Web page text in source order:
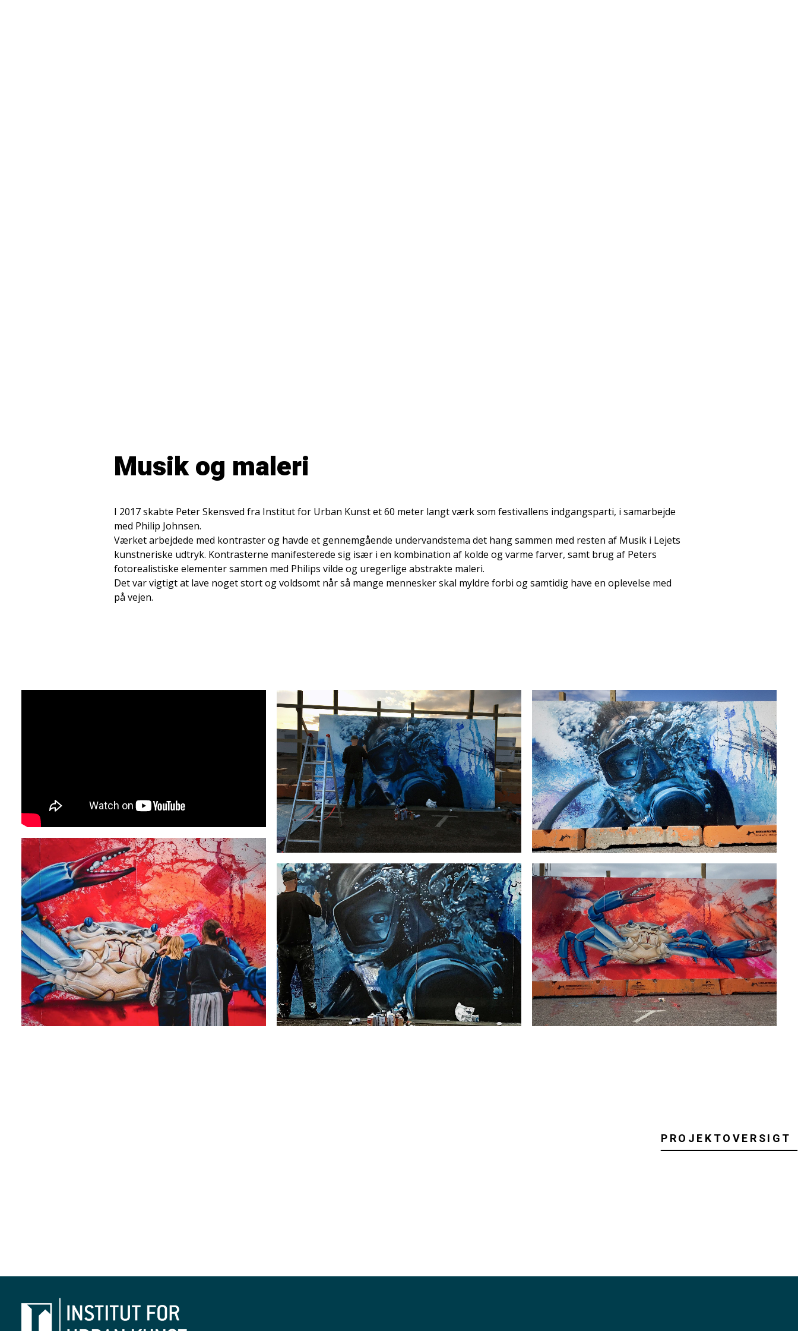
Musik og maleri
I 2017 skabte Peter Skensved fra Institut for Urban Kunst et 60 meter langt værk som festivallens indgangsparti, i samarbejde
med Philip Johnsen.
Værket arbejdede med kontraster og havde et gennemgående undervandstema det hang sammen med resten af Musik i Lejets
kunstneriske udtryk. Kontrasterne manifesterede sig især i en kombination af kolde og varme farver, samt brug af Peters
fotorealistiske elementer sammen med Philips vilde og uregerlige abstrakte maleri.
Det var vigtigt at lave noget stort og voldsomt når så mange mennesker skal myldre forbi og samtidig have en oplevelse med
på vejen.
PROJEKTOVERSIGT